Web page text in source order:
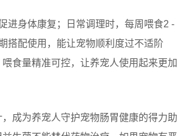
进身体康复；日常调理时，每周喂食2 -
搭配使用，能让宠物顺利度过不适阶
食量精准可控，让养宠人使用起来更加
成为养宠人守护宠物肠胃健康的得力助